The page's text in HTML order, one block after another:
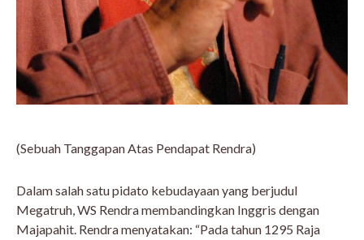
(Sebuah Tanggapan Atas Pendapat Rendra)
Dalam salah satu pidato kebudayaan yang berjudul
Megatruh, WS Rendra membandingkan Inggris dengan
Majapahit. Rendra menyatakan: “Pada tahun 1295 Raja